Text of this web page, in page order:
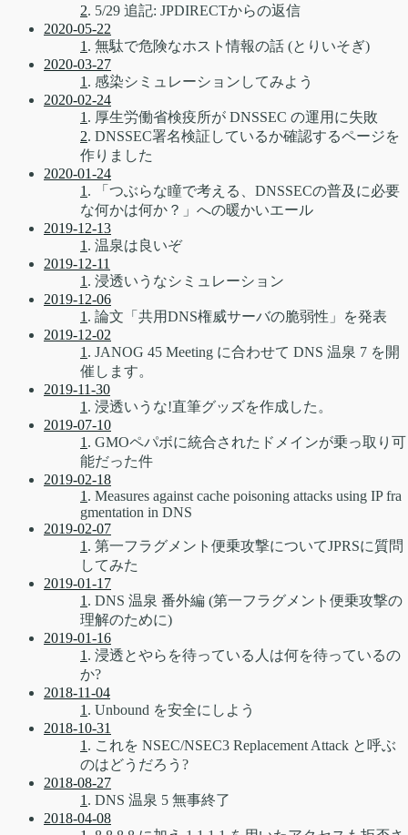
2. 5/29 追記: JPDIRECTからの返信
2020-05-22
1 . 無駄で危険なホスト情報の話 (とりいそぎ)
2020-03-27
1 . 感染シミュレーションしてみよう
2020-02-24
1 . 厚生労働省検疫所が DNSSEC の運用に失敗
2. DNSSEC署名検証しているか確認するページを
作りました
2020-01-24
1 . 「つぶらな瞳で考える、DNSSECの普及に必要
な何かは何か？」への暖かいエール
2019-12-13
1 . 温泉は良いぞ
2019-12-11
1 . 浸透いうなシミュレーション
2019-12-06
1 . 論文「共用DNS権威サーバの脆弱性」を発表
2019-12-02
1 . JANOG 45 Meeting に合わせて DNS 温泉 7 を開
催します。
2019-11-30
1 . 浸透いうな!直筆グッズを作成した。
2019-07-10
1 . GMOペパボに統合されたドメインが乗っ取り可
能だった件
2019-02-18
1 . Measures against cache poisoning attacks using IP fra
gmentation in DNS
2019-02-07
1 . 第一フラグメント便乗攻撃についてJPRSに質問
してみた
2019-01-17
1 . DNS 温泉 番外編 (第一フラグメント便乗攻撃の
理解のために)
2019-01-16
1 . 浸透とやらを待っている人は何を待っているの
か?
2018-11-04
1 . Unbound を安全にしよう
2018-10-31
1 . これを NSEC/NSEC3 Replacement Attack と呼ぶ
のはどうだろう?
2018-08-27
1 . DNS 温泉 5 無事終了
2018-04-08